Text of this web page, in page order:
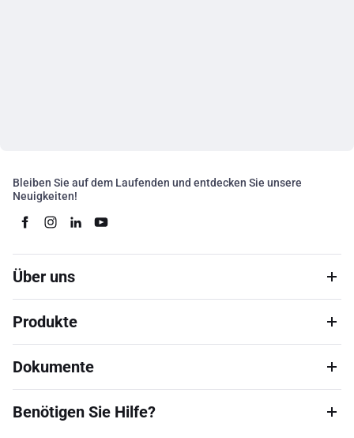
Bleiben Sie auf dem Laufenden und entdecken Sie unsere
Neuigkeiten!
Über uns
Produkte
Dokumente
Benötigen Sie Hilfe?